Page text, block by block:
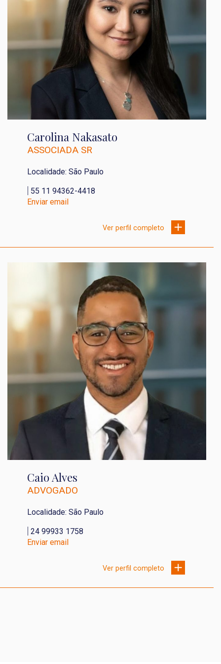
Carolina Nakasato
ASSOCIADA SR
Localidade: São Paulo
55 11 94362-4418
Enviar email
Ver perfil completo
Caio Alves
ADVOGADO
Localidade: São Paulo
|24 99933 1758
Enviar email
Ver perfil completo